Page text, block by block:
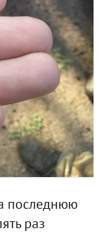
последнюю
раз